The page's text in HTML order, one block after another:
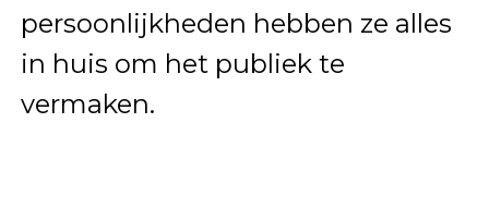
persoonlijkheden hebben ze alles
in huis om het publiek te
vermaken.